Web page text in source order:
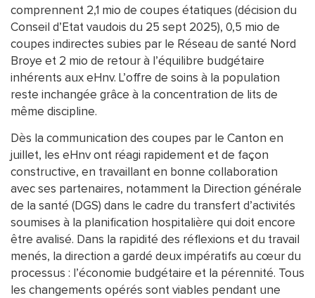
comprennent 2,1 mio de coupes étatiques (décision du
Conseil d’Etat vaudois du 25 sept 2025), 0,5 mio de
coupes indirectes subies par le Réseau de santé Nord
Broye et 2 mio de retour à l’équilibre budgétaire
inhérents aux eHnv. L’offre de soins à la population
reste inchangée grâce à la concentration de lits de
même discipline.
Dès la communication des coupes par le Canton en
juillet, les eHnv ont réagi rapidement et de façon
constructive, en travaillant en bonne collaboration
avec ses partenaires, notamment la Direction générale
de la santé (DGS) dans le cadre du transfert d’activités
soumises à la planification hospitalière qui doit encore
être avalisé. Dans la rapidité des réflexions et du travail
menés, la direction a gardé deux impératifs au cœur du
processus : l’économie budgétaire et la pérennité. Tous
les changements opérés sont viables pendant une